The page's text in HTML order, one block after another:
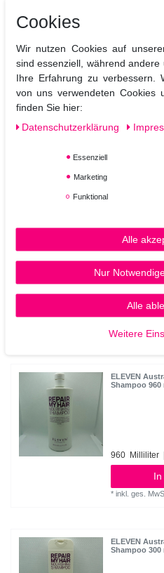
ELEVEN
Shampoo 960
960 Milliliter
In
ELEVEN
Shampoo 960
960 Milliliter
*inkl. ges.
ELEVEN
Shampoo 300
Cookies
Wir nutzen Cookies auf
sind essenziell, während
Ihre Erfahrung zu verbessern.
von uns verwendeten Cookies
finden Sie hier:
Daten­schutz­erklärung
Essenziell
Marketing
Funktional
Alle
Nur
Alle
Weitere